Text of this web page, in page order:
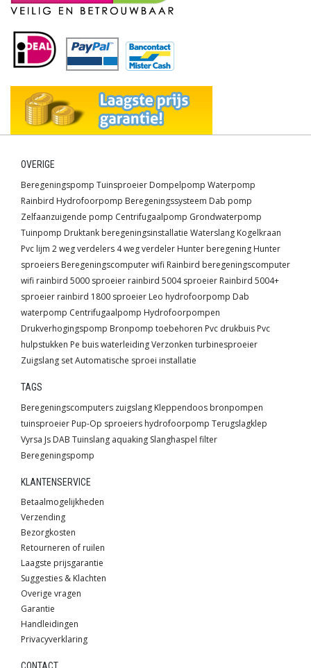
OVERIGE
Beregeningspomp Tuinsproeier Dompelpomp Waterpomp
Rainbird Hydrofoorpomp Beregeningssysteem Dab pomp
Zelfaanzuigende pomp Centrifugaalpomp Grondwaterpomp
Tuinpomp Druktank beregeningsinstallatie Waterslang Kogelkraan
Pvc lijm 2 weg verdelers 4 weg verdeler Hunter beregening Hunter
sproeiers Beregeningscomputer wifi Rainbird beregeningscomputer
wifi rainbird 5000 sproeier rainbird 5004 sproeier Rainbird 5004+
sproeier rainbird 1800 sproeier Leo hydrofoorpomp Dab
waterpomp Centrifugaalpomp Hydrofoorpompen
Drukverhogingspomp Bronpomp toebehoren Pvc drukbuis Pvc
hulpstukken Pe buis waterleidingVerzonken turbinesproeier
Zuigslang setAutomatische sproei installatie
TAGS
Beregeningscomputers zuigslang Kleppendoos bronpompen
tuinsproeier Pup-Op sproeiers hydrofoorpomp Terugslagklep
Vyrsa Js DAB Tuinslang aquaking Slanghaspel filter
Beregeningspomp
KLANTENSERVICE
Betaalmogelijkheden
Verzending
Bezorgkosten
Retourneren of ruilen
Laagste prijsgarantie
Suggesties & Klachten
Overige vragen
Garantie
Handleidingen
Privacyverklaring